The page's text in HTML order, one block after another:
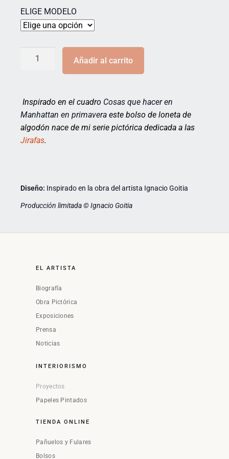
ELIGE MODELO
Añadir al carrito
Inspirado en el cuadro Cosas que hacer en
Manhattan en primavera este bolso de loneta de
algodón nace de mi serie pictórica dedicada a las
Jirafas.
Diseño: Inspirado en la obra del artista Ignacio Goitia
Producción limitada © Ignacio Goitia
EL ARTISTA
Biografía
Obra Pictórica
Exposiciones
Prensa
Noticias
INTERIORISMO
Proyectos
Papeles Pintados
TIENDA ONLINE
Pañuelos y Fulares
Bolsos